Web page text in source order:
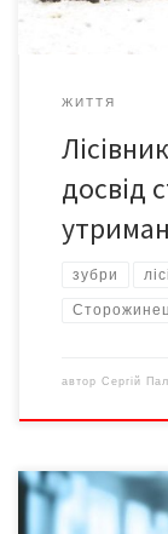
ЖИТТЯ
досвід
зубри
автор Сергій